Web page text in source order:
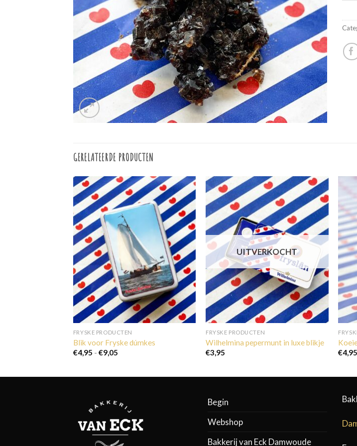
GERELATEERDE PRODUCTEN
FRYSKE PRODUCTEN
Blik voor Fryske dúmkes
€4,95 - €9,05Prijsklasse:
UITVERKOCHT
FRYSKE PRODUCTEN
Wilhelmina pepermunt in luxe blikje
€3,95
€4,95
Begin
Webshop
Bakkerij van Eck Damwoude